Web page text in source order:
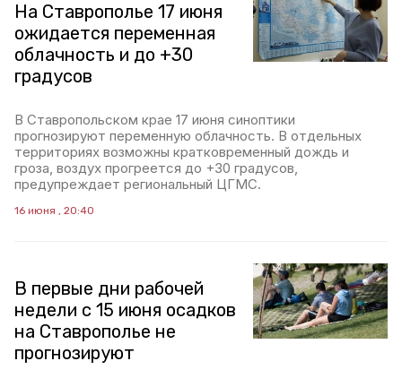
На Ставрополье 17 июня
ожидается переменная
облачность и до +30
градусов
В Ставропольском крае 17 июня синоптики
прогнозируют переменную облачность. В отдельных
территориях возможны кратковременный дождь и
гроза, воздух прогреется до +30 градусов,
предупреждает региональный ЦГМС.
16 июня , 20:40
В первые дни рабочей
недели с 15 июня осадков
на Ставрополье не
прогнозируют